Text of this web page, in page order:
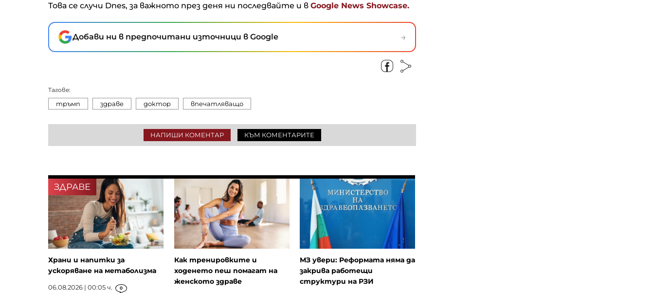
Това се случи Dnes, за важното през деня ни последвайте и в Google News Showcase.
Добави ни в предпочитани източници в Google →
Тагове:
тръмп здраве доктор впечатляващо
НАПИШИ КОМЕНТАР КЪМ КОМЕНТАРИТЕ
ЗДРАВЕ
Храни и напитки за
ускоряване на метаболизма
06.08.2026 | 00:05 ч. 0
Как тренировките и
ходенето пеш помагат на
женското здраве
МЗ увери: Реформата няма да
закрива работещи
структури на РЗИ